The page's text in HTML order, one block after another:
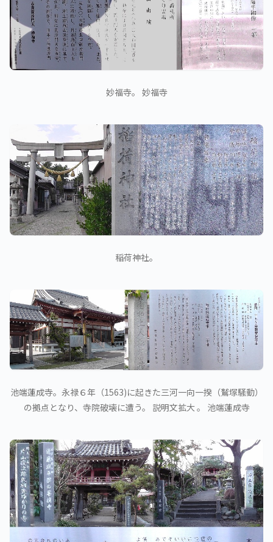
妙福寺。 妙福寺
稲荷神社。
池端蓮成寺。永禄６年（1563)に起きた三河一向一揆（鷲塚騒動）
の拠点となり、寺院破壊に遭う。 説明文拡大 。 池端蓮成寺